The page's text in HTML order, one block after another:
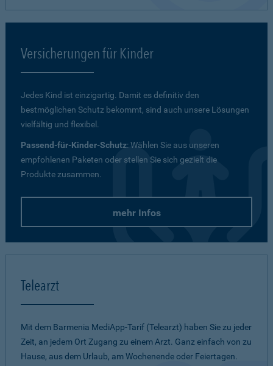
Versicherungen für Kinder
Jedes Kind ist einzigartig. Damit es definitiv den
bestmöglichen Schutz bekommt, sind auch unsere Lösungen
vielfältig und flexibel.
Passend-für-Kinder-Schutz: Wählen Sie aus unseren
empfohlenen Paketen oder stellen Sie sich gezielt die
Produkte zusammen.
mehr Infos
Telearzt
Mit dem Barmenia MediApp-Tarif (Telearzt) haben Sie zu jeder
Zeit, an jedem Ort Zugang zu einem Arzt. Ganz einfach von zu
Hause, aus dem Urlaub, am Wochenende oder Feiertagen.